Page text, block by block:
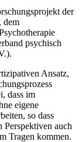
der
dem
psychisch
Ansatz,
dass im
eigene
so dass
Perspektiven auch
Tragen kommen.